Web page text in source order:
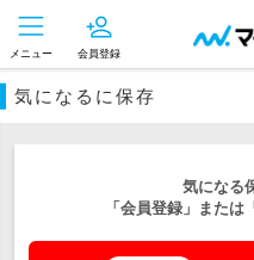
メニュー 会員登録
気になるに保存
気になる
「会員登録」または